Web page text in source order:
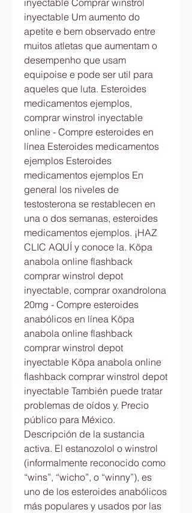
inyectable Comprar winstrol
inyectable Um aumento do
apetite e bem observado entre
muitos atletas que aumentam o
desempenho que usam
equipoise e pode ser util para
aqueles que luta. Esteroides
medicamentos ejemplos,
comprar winstrol inyectable
online - Compre esteroides en
línea Esteroides medicamentos
ejemplos Esteroides
medicamentos ejemplos En
general los niveles de
testosterona se restablecen en
una o dos semanas, esteroides
medicamentos ejemplos. ¡HAZ
CLIC AQUÍ y conoce la. Köpa
anabola online flashback
comprar winstrol depot
inyectable, comprar oxandrolona
20mg - Compre esteroides
anabólicos en línea Köpa
anabola online flashback
comprar winstrol depot
inyectable Köpa anabola online
flashback comprar winstrol depot
inyectable También puede tratar
problemas de oídos y. Precio
público para México.
Descripción de la sustancia
activa. El estanozolol o winstrol
(informalmente reconocido como
“wins”, “wicho”, o “winny”), es
uno de los esteroides anabólicos
más populares y usados por las